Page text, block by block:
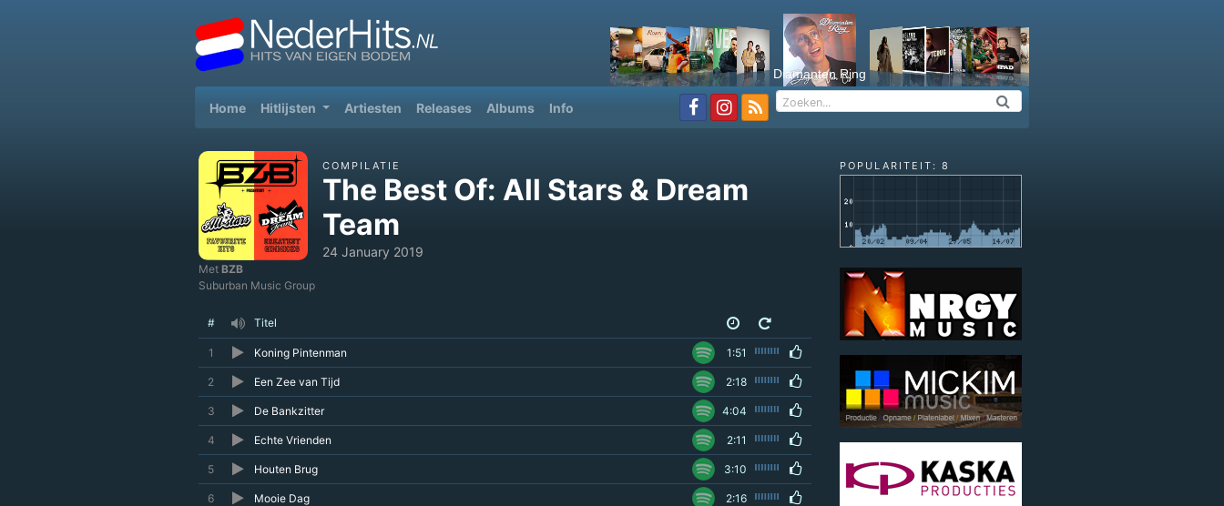
Diamanten Ring
Home(current)
Hitlijsten Artiesten Releases Albums Info
COMPILATIE
The Best Of: All Stars & Dream
Team
24 January 2019
Met BZB
Suburban Music Group
# Titel
1 Koning Pintenman 1:51
2 Een Zee van Tijd 2:18
3 De Bankzitter 4:04
4 Echte Vrienden 2:11
5 Houten Brug 3:10
6 Mooie Dag 2:16
POPULARITEIT: 8